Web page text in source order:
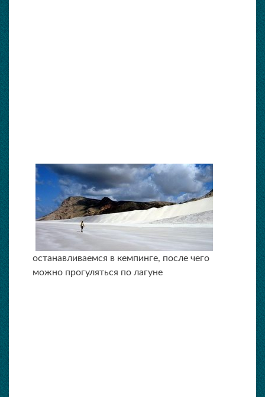
останавливаемся в кемпинге, после чего
можно прогуляться по лагуне